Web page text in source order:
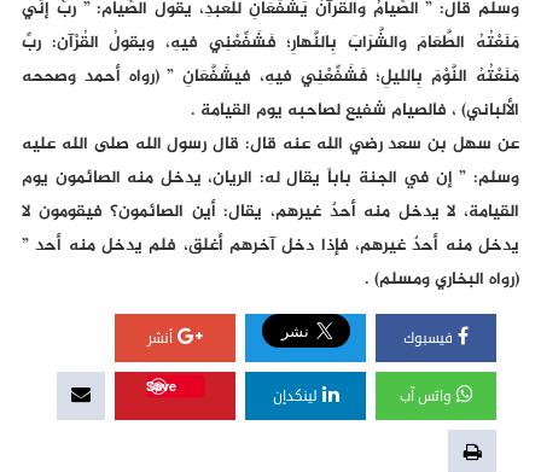
وسلم قال: ” الصِّيامُ والقرآنُ يَشْفَعَانِ للعبدِ، يقولُ الصِّيام: ” ربِّ إنِّي
مَنَعْتُهُ الطَّعَامَ والشَّرَابَ بِالنَّهارِ؛ فَشَفِّعْنِي فيهِ، ويقولُ القُرْآن: ربِّ
مَنَعْتُهُ النَّوْمَ بِالليلِ؛ فَشَفِّعْنِي فيهِ، فيشَفَّعَانِ ” (رواه أحمد وصححه
الألباني) ، فالصيام شفيع لصاحبه يوم القيامة .
عن سهل بن سعد رضي الله عنه قال: قال رسول الله صلى الله عليه
وسلم: ” إن في الجنة باباً يقال له: الريان، يدخل منه الصائمون يوم
القيامة، لا يدخل منه أحدٌ غيرهم، يقال: أين الصائمون؟ فيقومون لا
يدخل منه أحدٌ غيرهم، فإذا دخل آخرهم أغلق، فلم يدخل منه أحد ”
(رواه البخاري ومسلم) .
فيسبوك أنشر
واتس آب لينكدإن
Save